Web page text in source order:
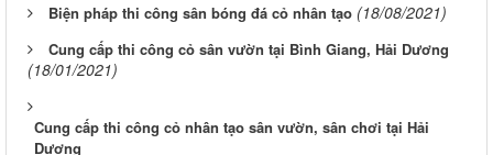
Biện pháp thi công sân bóng đá cỏ nhân tạo (18/08/2021)
Cung cấp thi công cỏ sân vườn tại Bình Giang, Hải Dương
(18/01/2021)
Cung cấp thi công cỏ nhân tạo sân vườn, sân chơi tại Hải
Dương